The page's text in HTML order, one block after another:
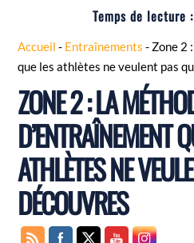
Temps de lecture :
Accueil - Entraînements - Zone 2
que les athlètes ne veulent pas
ZONE 2 : LA
D’ENTRAÎNEMENT
ATHLÈTES NE
DÉCOUVRES